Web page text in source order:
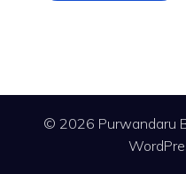
© 2026 Purwandaru